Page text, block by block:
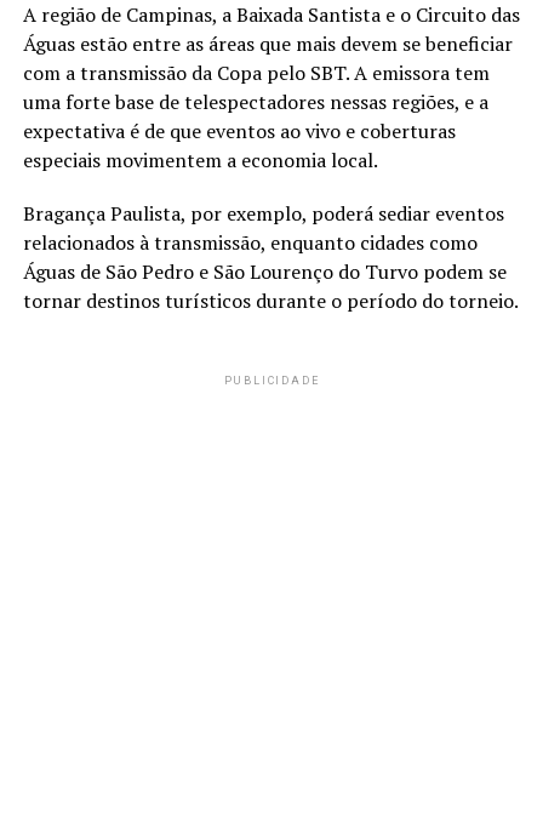
A região de Campinas, a Baixada Santista e o Circuito das
Águas estão entre as áreas que mais devem se beneficiar
com a transmissão da Copa pelo SBT. A emissora tem
uma forte base de telespectadores nessas regiões, e a
expectativa é de que eventos ao vivo e coberturas
especiais movimentem a economia local.
Bragança Paulista, por exemplo, poderá sediar eventos
relacionados à transmissão, enquanto cidades como
Águas de São Pedro e São Lourenço do Turvo podem se
tornar destinos turísticos durante o período do torneio.
PUBLICIDADE